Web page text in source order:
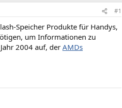
#1
Speicher Produkte für Handys,
um Informationen zu
2004 auf, der AMDs